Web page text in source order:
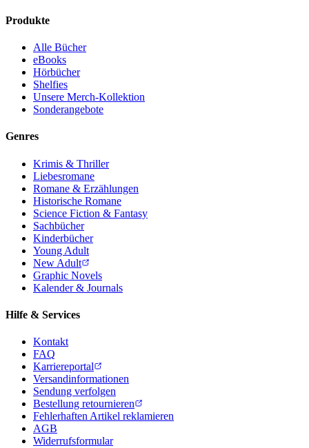
Produkte
Alle Bücher
eBooks
Hörbücher
Shelfies
Unsere Merch-Kollektion
Sonderangebote
Genres
Krimis & Thriller
Liebesromane
Romane & Erzählungen
Historische Romane
Science Fiction & Fantasy
Sachbücher
Kinderbücher
Young Adult
New Adult
Graphic Novels
Kalender & Journals
Hilfe & Services
Kontakt
FAQ
Karriereportal
Versandinformationen
Sendung verfolgen
Bestellung retournieren
Fehlerhaften Artikel reklamieren
AGB
Widerrufsformular